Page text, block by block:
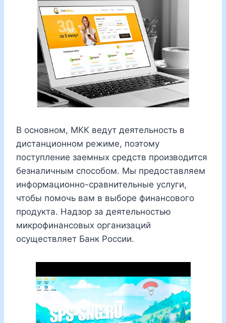
В основном, МКК ведут деятельность в
дистанционном режиме, поэтому
поступление заемных средств производится
безналичным способом. Мы предоставляем
информационно-сравнительные услуги,
чтобы помочь вам в выборе финансового
продукта. Надзор за деятельностью
микрофинансовых организаций
осуществляет Банк России.